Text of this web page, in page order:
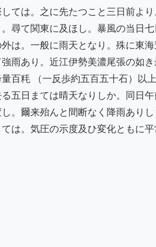
ては。之に先たつこと三日前よ
尋て関東に及ほし。暴風の当日七
は。一般に雨天となり。殊に東
強雨あり。近江伊勢美濃尾張の如
百粍 （一反歩約五百五十石）以
五日まては晴天なりしか。同日
。爾来殆んと間断なく降雨あり
は。気圧の示度及ひ変化ともに平